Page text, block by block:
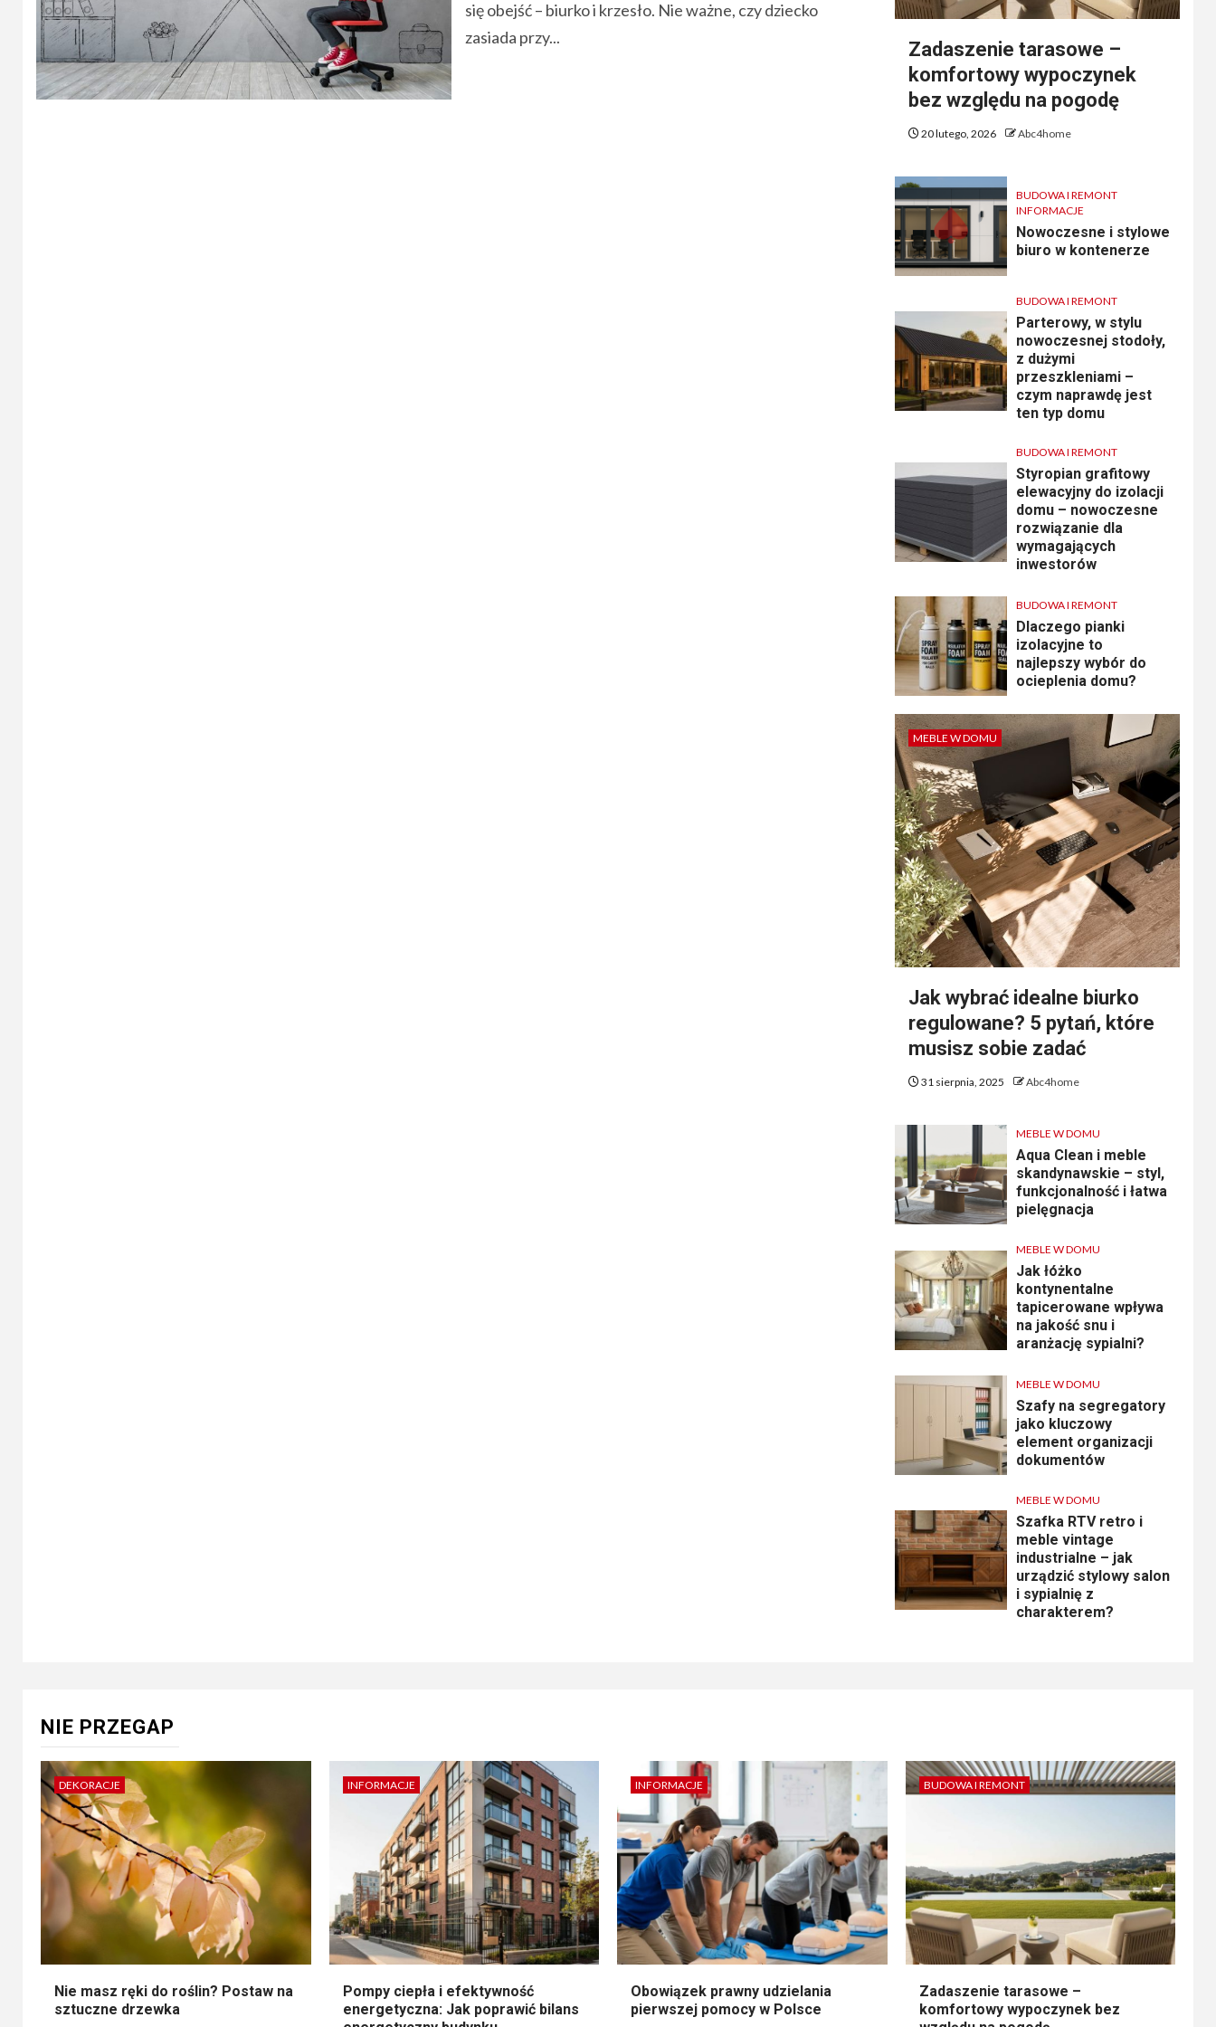
się obejść – biurko i krzesło. Nie ważne, czy dziecko
zasiada przy...
Zadaszenie tarasowe –
komfortowy wypoczynek
bez względu na pogodę
20 lutego, 2026 Abc4home
BUDOWA I REMONT
INFORMACJE
Nowoczesne i stylowe
biuro w kontenerze
BUDOWA I REMONT
Parterowy, w stylu
nowoczesnej stodoły,
z dużymi
przeszkleniami –
czym naprawdę jest
ten typ domu
BUDOWA I REMONT
Styropian grafitowy
elewacyjny do izolacji
domu – nowoczesne
rozwiązanie dla
wymagających
inwestorów
BUDOWA I REMONT
Dlaczego pianki
izolacyjne to
najlepszy wybór do
ocieplenia domu?
MEBLE W DOMU
Jak wybrać idealne biurko
regulowane? 5 pytań, które
musisz sobie zadać
31 sierpnia, 2025 Abc4home
MEBLE W DOMU
Aqua Clean i meble
skandynawskie – styl,
funkcjonalność i łatwa
pielęgnacja
MEBLE W DOMU
Jak łóżko
kontynentalne
tapicerowane wpływa
na jakość snu i
aranżację sypialni?
MEBLE W DOMU
Szafy na segregatory
jako kluczowy
element organizacji
dokumentów
MEBLE W DOMU
Szafka RTV retro i
meble vintage
industrialne – jak
urządzić stylowy salon
i sypialnię z
charakterem?
NIE PRZEGAP
DEKORACJE
Nie masz ręki do roślin? Postaw na
sztuczne drzewka
INFORMACJE
Pompy ciepła i efektywność
energetyczna: Jak poprawić bilans
INFORMACJE
Obowiązek prawny udzielania
pierwszej pomocy w Polsce
BUDOWA I REMONT
Zadaszenie tarasowe –
komfortowy wypoczynek bez